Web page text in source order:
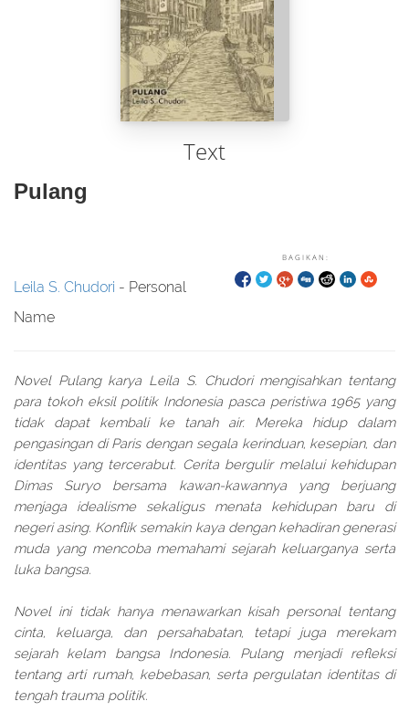
Text
Pulang
BAGIKAN:
Leila S. Chudori - Personal
Name
Novel Pulang karya Leila S. Chudori mengisahkan tentang
para tokoh eksil politik Indonesia pasca peristiwa 1965 yang
tidak dapat kembali ke tanah air. Mereka hidup dalam
pengasingan di Paris dengan segala kerinduan, kesepian, dan
identitas yang tercerabut. Cerita bergulir melalui kehidupan
Dimas Suryo bersama kawan-kawannya yang berjuang
menjaga idealisme sekaligus menata kehidupan baru di
negeri asing. Konflik semakin kaya dengan kehadiran generasi
muda yang mencoba memahami sejarah keluarganya serta
luka bangsa.
Novel ini tidak hanya menawarkan kisah personal tentang
cinta, keluarga, dan persahabatan, tetapi juga merekam
sejarah kelam bangsa Indonesia. Pulang menjadi refleksi
tentang arti rumah, kebebasan, serta pergulatan identitas di
tengah trauma politik.